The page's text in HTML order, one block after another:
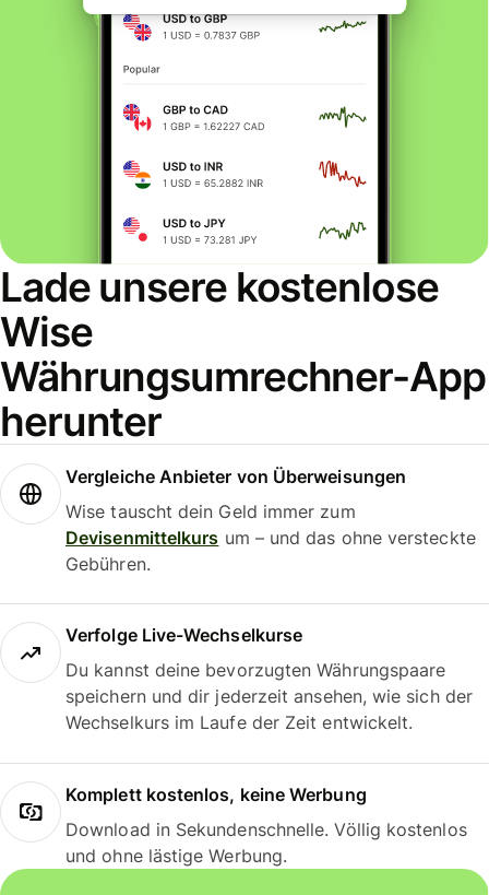
Lade unsere kostenlose
Wise
Währungsumrechner-App
herunter
Vergleiche Anbieter von Überweisungen
Wise tauscht dein Geld immer zum
Devisenmittelkurs um – und das ohne versteckte
Gebühren.
Verfolge Live-Wechselkurse
Du kannst deine bevorzugten Währungspaare
speichern und dir jederzeit ansehen, wie sich der
Wechselkurs im Laufe der Zeit entwickelt.
Komplett kostenlos, keine Werbung
Download in Sekundenschnelle. Völlig kostenlos
und ohne lästige Werbung.